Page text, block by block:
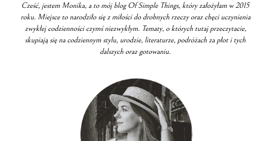
Cześć, jestem Monika, a to mój blog Of Simple Things, który założyłam w 2015
roku. Miejsce to narodziło się z miłości do drobnych rzeczy oraz chęci uczynienia
zwykłej codzienności czymś niezwykłym. Tematy, o których tutaj przeczytacie,
skupiają się na codziennym stylu, urodzie, literaturze, podróżach za płot i tych
dalszych oraz gotowaniu.